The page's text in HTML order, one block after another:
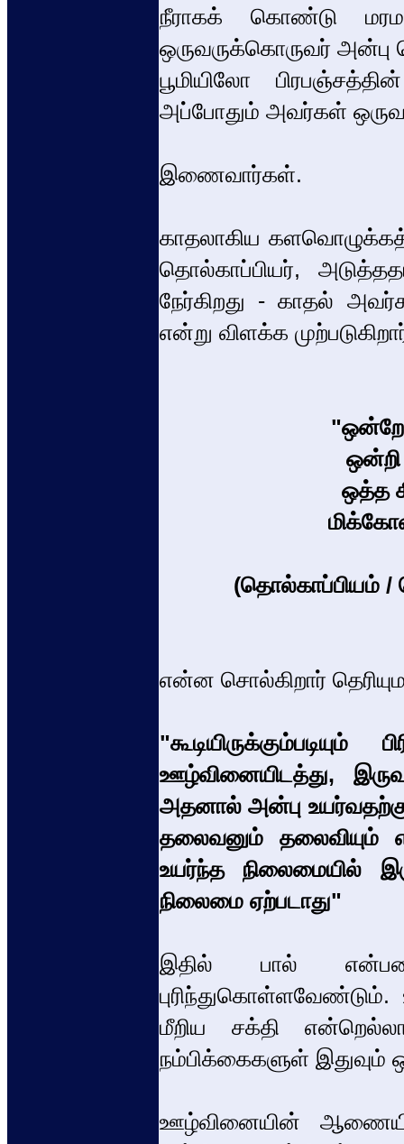
நீராகக் கொண்டு
ஒருவருக்கொருவர்
பூமியிலோ
அப்போதும் அவர்கள்
இணைவார்கள்.
காதலாகிய
தொல்காப்பியர்,
நேர்கிறது - காதல்
என்று விளக்க
"ஒன்றே
ஒத்த
(தொல்காப்பியம் /
என்ன சொல்கிறார்
"கூடியிருக்கும்படியும்
ஊழ்வினையிடத்து,
அதனால் அன்பு
தலைவனும் தலைவியும்
உயர்ந்த நிலைமையில்
நிலைமை ஏற்படாது"
இதில் பால்
மீறிய சக்தி
நம்பிக்கைகளுள் இதுவும்
ஊழ்வினையின்